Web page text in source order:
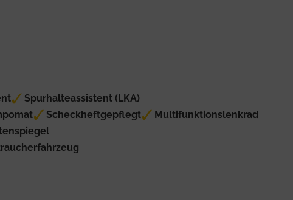
Spurhalteassistent (LKA)
Scheckheftgepflegt
Multifunktionslenkrad